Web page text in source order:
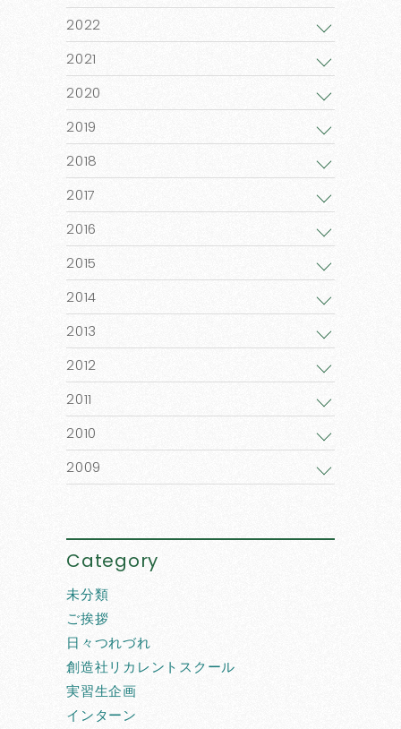
2022
2021
2020
2019
2018
2017
2016
2015
2014
2013
2012
2011
2010
2009
Category
未分類
ご挨拶
日々つれづれ
創造社リカレントスクール
実習生企画
インターン